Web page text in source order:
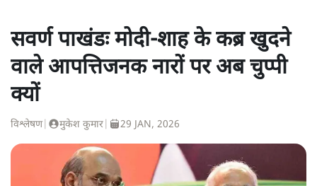
सवर्ण पाखंडः मोदी-शाह के कब्र खुदने
वाले आपत्तिजनक नारों पर अब चुप्पी
क्यों
विश्लेषण| मुकेश कुमार 29 JAN, 2026